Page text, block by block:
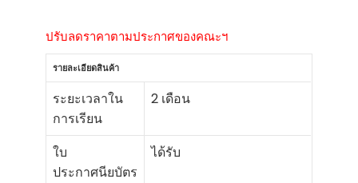
ปรับลดราคาตามประกาศของคณะฯ
รายละเอียดสินค้า
ระยะเวลาใน
การเรียน
2 เดือน
ใบ
ประกาศนียบัตร
ได้รับ